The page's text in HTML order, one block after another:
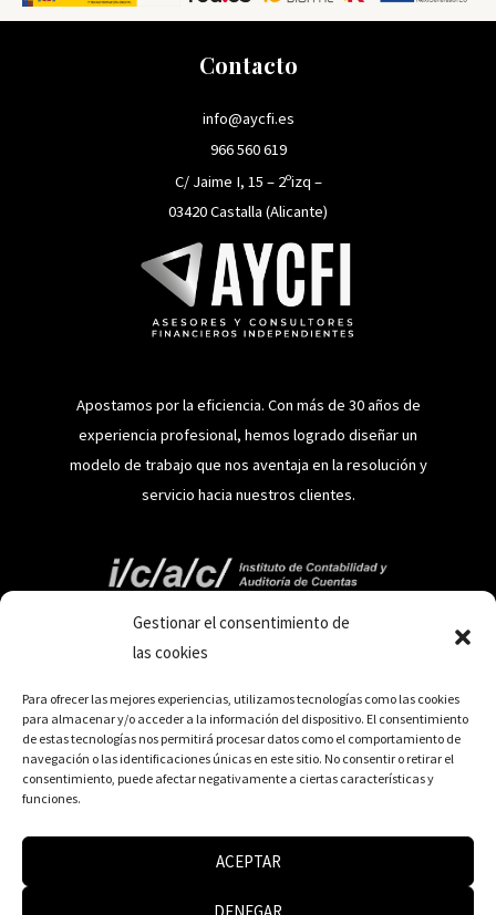
Gestionar el consentimiento de
las cookies
Para ofrecer las mejores experiencias, utilizamos tecnologías como las cookies
para almacenar y/o acceder a la información del dispositivo. El consentimiento
de estas tecnologías nos permitirá procesar datos como el comportamiento de
navegación o las identificaciones únicas en este sitio. No consentir o retirar el
consentimiento, puede afectar negativamente a ciertas características y
funciones.
ACEPTAR
DENEGAR
Contacto
info@aycfi.es
966 560 619
C/ Jaime I, 15 – 2ºizq –
03420 Castalla (Alicante)
Apostamos por la eficiencia. Con más de 30 años de
experiencia profesional, hemos logrado diseñar un
modelo de trabajo que nos aventaja en la resolución y
servicio hacia nuestros clientes.
Información
Política de Privacidad
Canal de denuncias
Cookies
Accesibilidad